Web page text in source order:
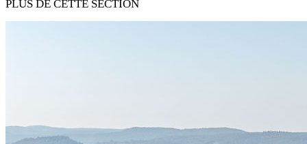
PLUS DE CETTE SECTION